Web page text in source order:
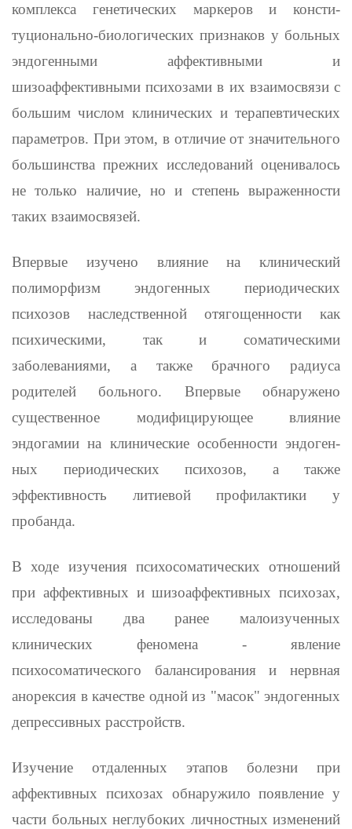
комплекса генетических маркеров и консти­
туционально-биологических признаков у больных
эндогенными аффективными и
шизоаффективными психозами в их взаимосвязи с
большим числом клинических и терапевтических
параметров. При этом, в отличие от значительного
большинства прежних исследова­ний оценивалось
не только наличие, но и степень выраженности
таких взаимосвязей.
Впервые изучено влияние на клинический
полиморфизм эндогенных периодических
психозов наследственной отягощенности как
психи­ческими, так и соматическими
заболеваниями, а также брачного радиуса
родителей больного. Впервые обнаружено
существенное моди­фицирующее влияние
эндогамии на клинические особенности эндоген­
ных периодических психозов, а также
эффективность литиевой про­филактики у
пробанда.
В ходе изучения психосоматических отношений
при аффективных и шизоаффективных психозах,
исследованы два ранее малоизученных
клинических феномена - явление
психосоматического балансирования и нервная
анорексия в качестве одной из "масок" эндогенных
де­прессивных расстройств.
Изучение отдаленных этапов болезни при
аффективных психозах обнаружило появление у
части больных неглубоких личностных изменений